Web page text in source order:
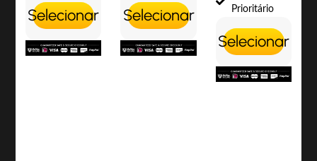
Selecionar Selecionar
Prioritário
Selecionar